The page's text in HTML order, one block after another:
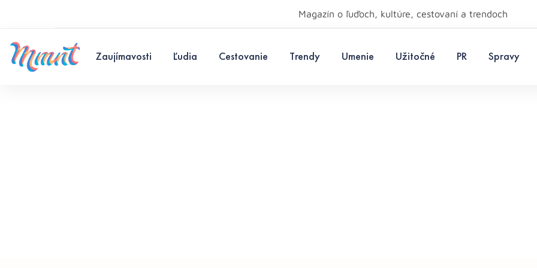
Magazín o ľuďoch, kultúre, cestovaní a trendoch
Zaujímavosti Ľudia Cestovanie Trendy Umenie Užitočné PR Spravy